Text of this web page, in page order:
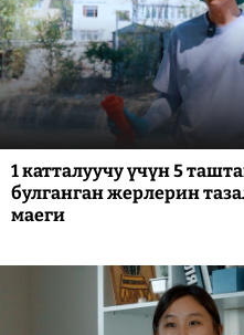
1 катталуучу үчүн 5
булганган жерлерин
маеги